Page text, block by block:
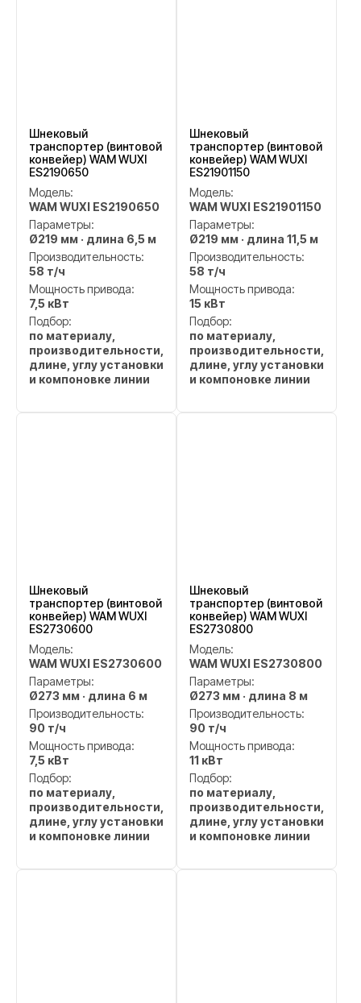
Шнековый
транспортер (винтовой
конвейер) WAM WUXI
ES2190650
Модель:
WAM WUXI ES2190650
Параметры:
Ø219 мм · длина 6,5 м
Производительность:
58 т/ч
Мощность привода:
7,5 кВт
Подбор:
по материалу,
производительности,
длине, углу установки
и компоновке линии
Шнековый
транспортер (винтовой
конвейер) WAM WUXI
ES21901150
Модель:
WAM WUXI ES21901150
Параметры:
Ø219 мм · длина 11,5 м
Производительность:
58 т/ч
Мощность привода:
15 кВт
Подбор:
по материалу,
производительности,
длине, углу установки
и компоновке линии
Шнековый
транспортер (винтовой
конвейер) WAM WUXI
ES2730600
Модель:
WAM WUXI ES2730600
Параметры:
Ø273 мм · длина 6 м
Производительность:
90 т/ч
Мощность привода:
7,5 кВт
Подбор:
по материалу,
производительности,
длине, углу установки
и компоновке линии
Шнековый
транспортер (винтовой
конвейер) WAM WUXI
ES2730800
Модель:
WAM WUXI ES2730800
Параметры:
Ø273 мм · длина 8 м
Производительность:
90 т/ч
Мощность привода:
11 кВт
Подбор:
по материалу,
производительности,
длине, углу установки
и компоновке линии